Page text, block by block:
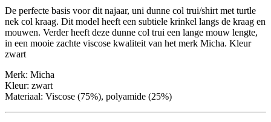
De perfecte basis voor dit najaar, uni dunne col trui/shirt met turtle
nek col kraag. Dit model heeft een subtiele krinkel langs de kraag en
mouwen. Verder heeft deze dunne col trui een lange mouw lengte,
in een mooie zachte viscose kwaliteit van het merk Micha. Kleur
zwart
Merk: Micha
Kleur: zwart
Materiaal: Viscose (75%), polyamide (25%)